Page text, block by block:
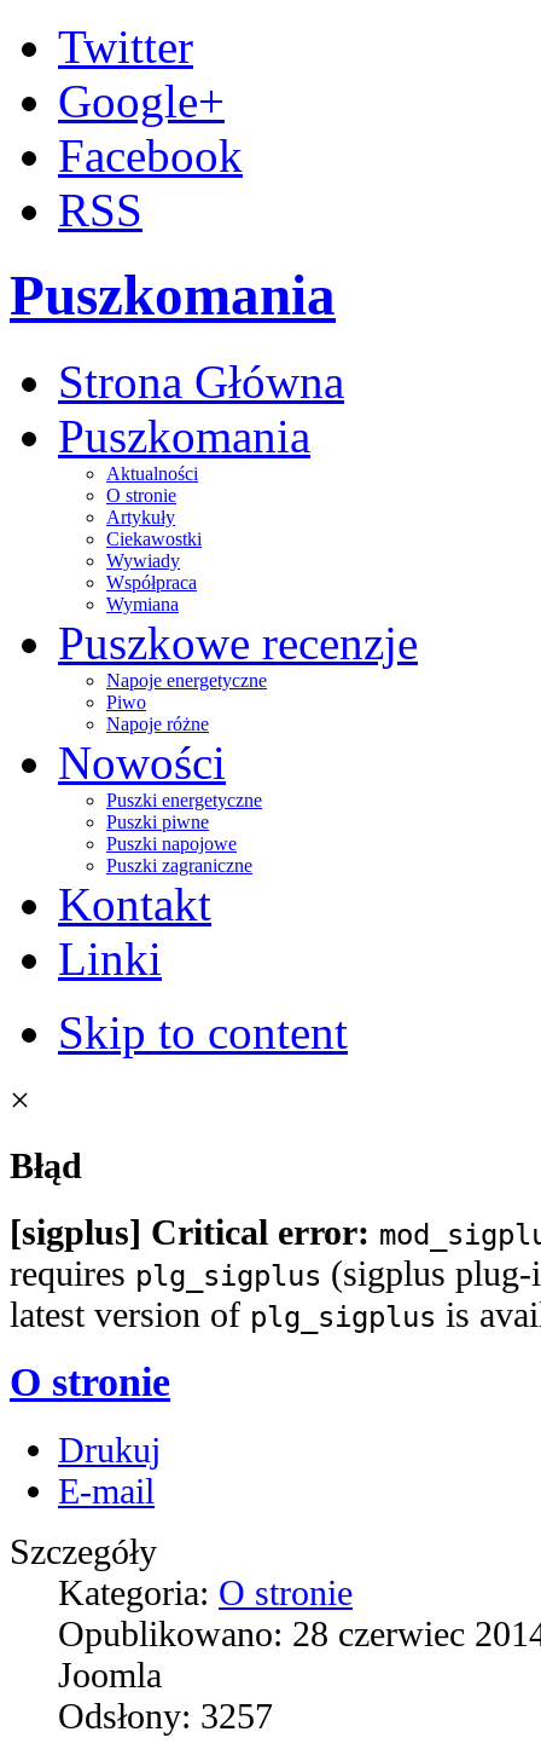
Twitter
Google+
Facebook
RSS
Puszkomania
Strona Główna
Puszkomania
Aktualności
O stronie
Artykuły
Ciekawostki
Wywiady
Współpraca
Wymiana
Puszkowe recenzje
Napoje energetyczne
Piwo
Napoje różne
Nowości
Puszki energetyczne
Puszki piwne
Puszki napojowe
Puszki zagraniczne
Kontakt
Linki
Skip to content
×
Błąd
[sigplus] Critical error:
requires plg_sigplus (sigplus
latest version of plg_sigplus is
O stronie
Drukuj
E-mail
Szczegóły
Kategoria: O stronie
Opublikowano: 28 czerwiec
Joomla
Odsłony: 3257